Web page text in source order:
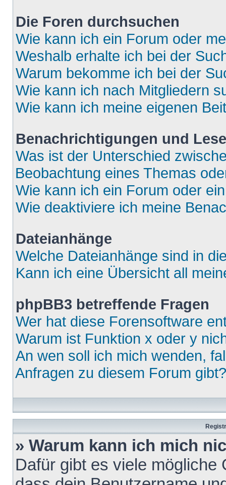
Die Foren durchsuchen
Wie kann ich ein Forum oder
Weshalb erhalte ich bei der
Warum bekomme ich bei der
Wie kann ich nach Mitgliedern
Wie kann ich meine eigenen
Benachrichtigungen und
Was ist der Unterschied
Beobachtung eines Themas
Wie kann ich ein Forum oder
Wie deaktiviere ich meine
Dateianhänge
Welche Dateianhänge sind in
Kann ich eine Übersicht all
phpBB3 betreffende Fragen
Wer hat diese Forensoftware
Warum ist Funktion x oder y
An wen soll ich mich wenden,
Anfragen zu diesem Forum gibt?
» Warum kann ich mich
Dafür gibt es viele